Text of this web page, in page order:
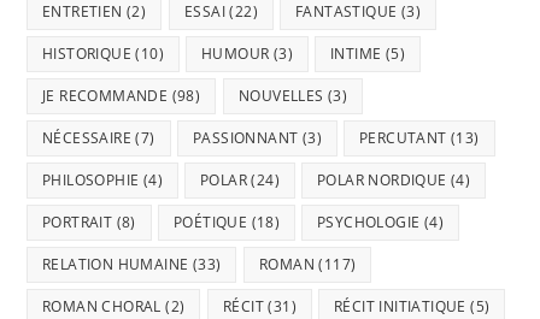
ENTRETIEN (2) ESSAI(22) FANTASTIQUE (3)
HISTORIQUE (10) HUMOUR (3) INTIME (5)
JE RECOMMANDE (98) NOUVELLES (3)
NÉCESSAIRE (7) PASSIONNANT (3) PERCUTANT (13)
PHILOSOPHIE (4) POLAR(24) POLAR NORDIQUE (4)
PORTRAIT (8) POÉTIQUE (18) PSYCHOLOGIE (4)
RELATION HUMAINE (33) ROMAN (117)
ROMAN CHORAL (2) RÉCIT(31) RÉCIT INITIATIQUE (5)